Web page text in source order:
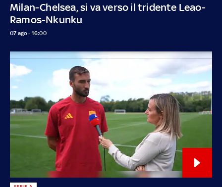
Milan-Chelsea, si va verso il tridente Leao-
Ramos-Nkunku
07 ago - 16:00